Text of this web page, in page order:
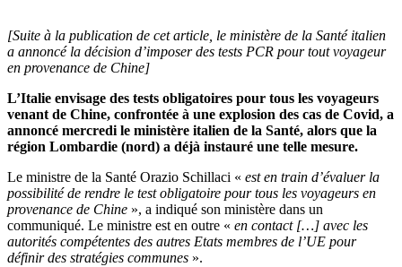
[Suite à la publication de cet article, le ministère de la Santé italien
a annoncé la décision d’imposer des tests PCR pour tout voyageur
en provenance de Chine]
L’Italie envisage des tests obligatoires pour tous les voyageurs
venant de Chine, confrontée à une explosion des cas de Covid, a
annoncé mercredi le ministère italien de la Santé, alors que la
région Lombardie (nord) a déjà instauré une telle mesure.
Le ministre de la Santé Orazio Schillaci « est en train d’évaluer la
possibilité de rendre le test obligatoire pour tous les voyageurs en
provenance de Chine », a indiqué son ministère dans un
communiqué. Le ministre est en outre « en contact […] avec les
autorités compétentes des autres Etats membres de l’UE pour
définir des stratégies communes ».